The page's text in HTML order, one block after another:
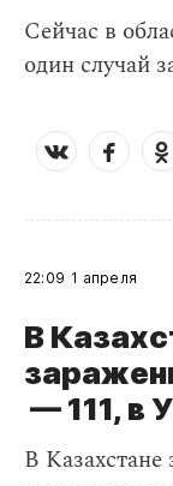
Сейчас в
один случай
22:09 1 апреля
В
— 111, в
В